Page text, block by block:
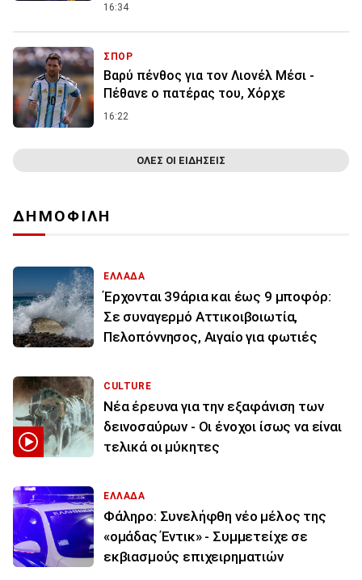
16:34
ΣΠΟΡ
Βαρύ πένθος για τον Λιονέλ Μέσι -
Πέθανε ο πατέρας του, Χόρχε
16:22
ΟΛΕΣ ΟΙ ΕΙΔΗΣΕΙΣ
ΔΗΜΟΦΙΛΗ
ΕΛΛΑΔΑ
Έρχονται 39άρια και έως 9 μποφόρ:
Σε συναγερμό Αττικοιβοιωτία,
Πελοπόννησος, Αιγαίο για φωτιές
CULTURE
Νέα έρευνα για την εξαφάνιση των
δεινοσαύρων - Οι ένοχοι ίσως να είναι
τελικά οι μύκητες
ΕΛΛΑΔΑ
Φάληρο: Συνελήφθη νέο μέλος της
«ομάδας Έντικ» - Συμμετείχε σε
εκβιασμούς επιχειρηματιών